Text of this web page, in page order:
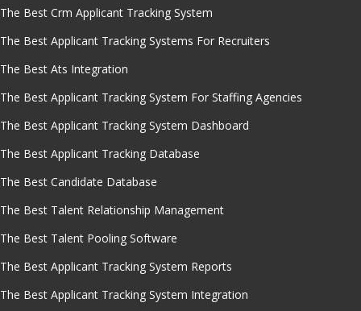
The Best Crm Applicant Tracking System
The Best Applicant Tracking Systems For Recruiters
The Best Ats Integration
The Best Applicant Tracking System For Staffing Agencies
The Best Applicant Tracking System Dashboard
The Best Applicant Tracking Database
The Best Candidate Database
The Best Talent Relationship Management
The Best Talent Pooling Software
The Best Applicant Tracking System Reports
The Best Applicant Tracking System Integration